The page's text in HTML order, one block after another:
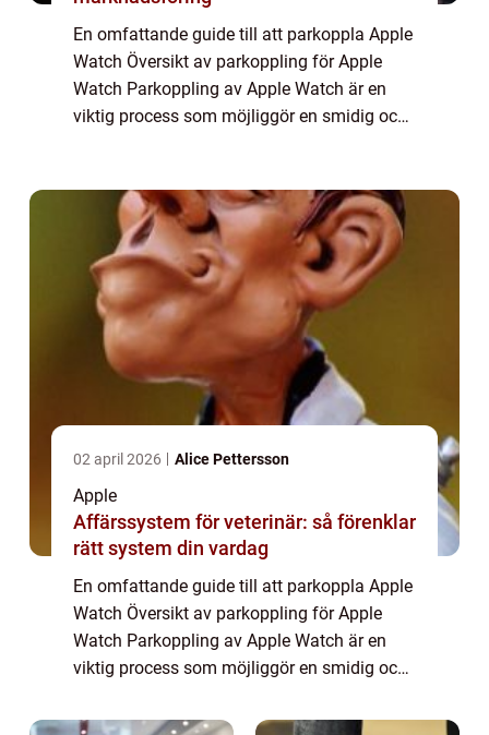
En omfattande guide till att parkoppla Apple
Watch Översikt av parkoppling för Apple
Watch Parkoppling av Apple Watch är en
viktig process som möjliggör en smidig och
02 april 2026 Alice Pettersson
Apple
Affärssystem för veterinär: så förenklar
rätt system din vardag
En omfattande guide till att parkoppla Apple
Watch Översikt av parkoppling för Apple
Watch Parkoppling av Apple Watch är en
viktig process som möjliggör en smidig och
parkoppla din Apple Watch med din iPhone